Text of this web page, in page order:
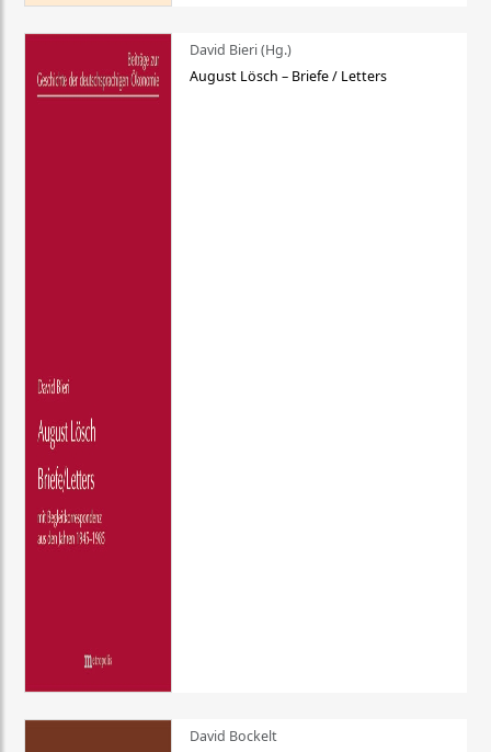
David Bieri (Hg.)
August Lösch – Briefe / Letters
David Bockelt